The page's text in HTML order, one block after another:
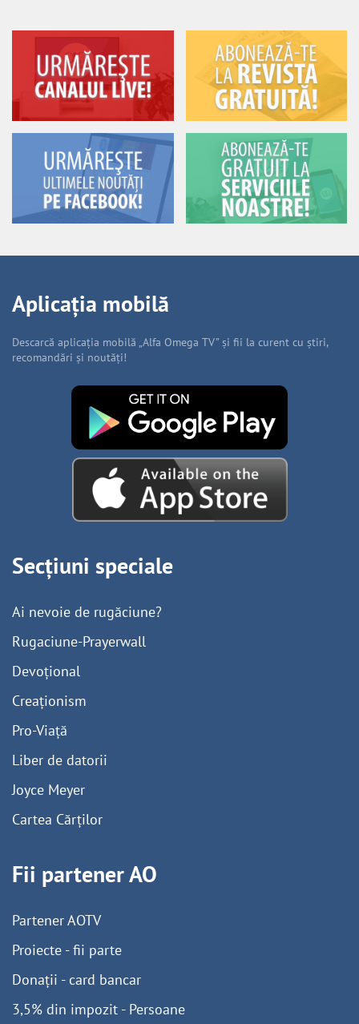
Aplicația mobilă
Descarcă aplicația mobilă „Alfa Omega TV” și fii la curent cu știri,
recomandări și noutăți!
Secțiuni speciale
Ai nevoie de rugăciune?
Rugaciune-Prayerwall
Devoțional
Creaționism
Pro-Viață
Liber de datorii
Joyce Meyer
Cartea Cărților
Fii partener AO
Partener AOTV
Proiecte - fii parte
Donații - card bancar
3,5% din impozit - Persoane